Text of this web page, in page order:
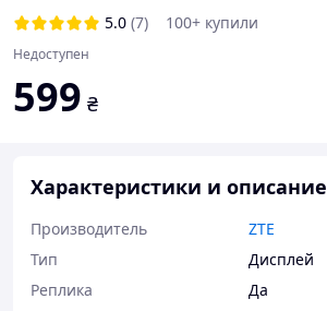
5.0 (7) 100+ купили
Недоступен
599 ₴
Характеристики и описание
Производитель
ZTE
Тип
Дисплей
Реплика
Да